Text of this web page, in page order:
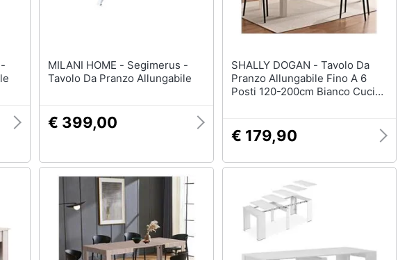
MILANI HOME - Segimerus -
Tavolo Da Pranzo Allungabile
€ 399,00
SHALLY DOGAN - Tavolo Da
Pranzo Allungabile Fino A 6
Posti 120-200cm Bianco Cucina
€ 179,90